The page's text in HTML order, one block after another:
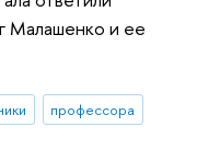
Малашенко и ее
профессора